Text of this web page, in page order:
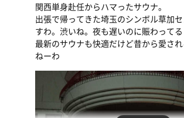
関西単身赴任からハマったサウナ。
出張で帰ってきた埼玉のシンボル草加
すわ。渋いね。夜も遅いのに賑わってる
最新のサウナも快適だけど昔から愛さ
ねーわ